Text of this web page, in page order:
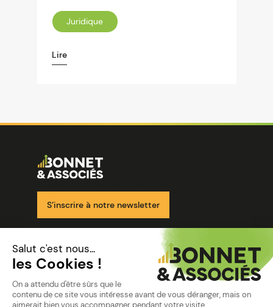
Juridique
Lire
Image
S’inscrire à notre newsletter
Nos solutions
Nos cabinets
Mon espace client